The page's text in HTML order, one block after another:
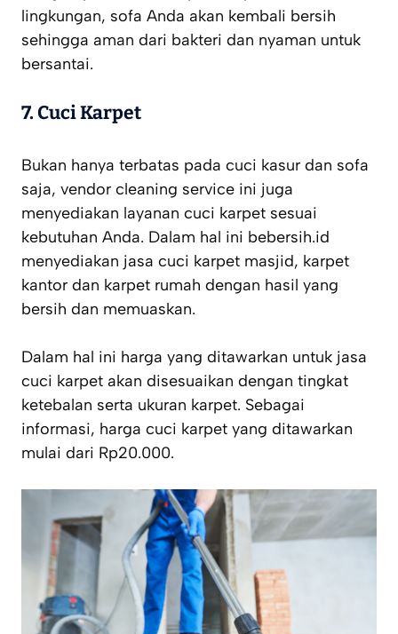
lingkungan, sofa Anda akan kembali bersih
sehingga aman dari bakteri dan nyaman untuk
bersantai.
7.Cuci Karpet
Bukan hanya terbatas pada cuci kasur dan sofa
saja, vendor cleaning service ini juga
menyediakan layanan cuci karpet sesuai
kebutuhan Anda. Dalam hal ini bebersih.id
menyediakan jasa cuci karpet masjid, karpet
kantor dan karpet rumah dengan hasil yang
bersih dan memuaskan.
Dalam hal ini harga yang ditawarkan untuk jasa
cuci karpet akan disesuaikan dengan tingkat
ketebalan serta ukuran karpet. Sebagai
informasi, harga cuci karpet yang ditawarkan
mulai dari Rp20.000.